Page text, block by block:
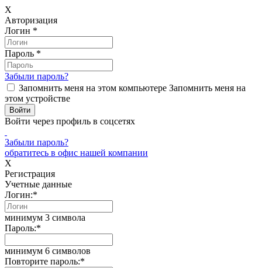
X
Авторизация
Логин *
Пароль *
Забыли пароль?
Запомнить меня на этом компьютере Запомнить меня на
этом устройстве
Войти через профиль в соцсетях
Забыли пароль?
обратитесь в офис нашей компании
X
Регистрация
Учетные данные
Логин:*
минимум 3 символа
Пароль:*
минимум 6 символов
Повторите пароль:*